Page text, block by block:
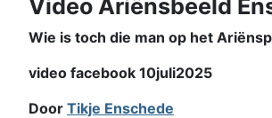
Video Ariënsbeeld
Wie is toch die man op het
video facebook 10juli2025
Door Tikje Enschede